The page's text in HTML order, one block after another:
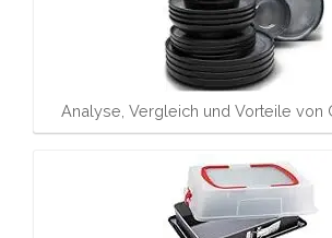
Analyse, Vergleich und Vorteile von